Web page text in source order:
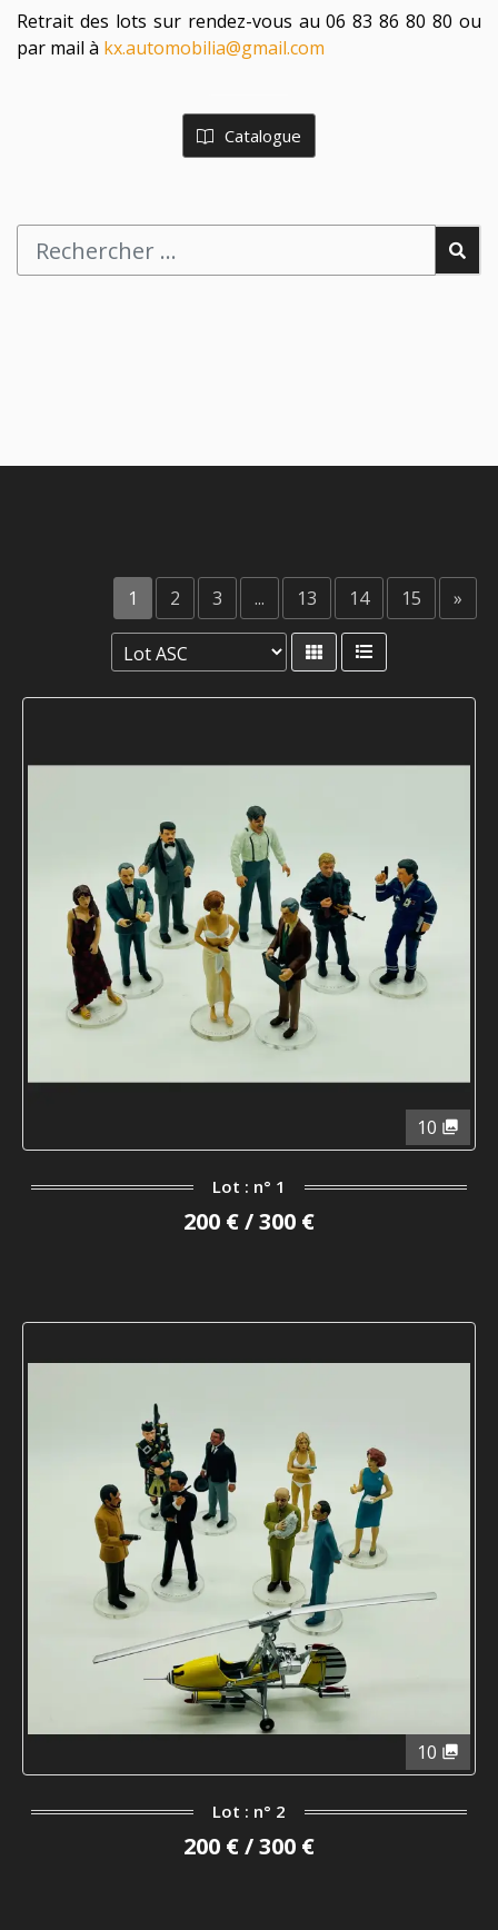
Retrait des lots sur rendez-vous au 06 83 86 80 80 ou
par mail à kx.automobilia@gmail.com
Catalogue
1 2 3 ... 13 14 15 »
10
Lot : n° 1
200 € / 300 €
10
Lot : n° 2
200 € / 300 €